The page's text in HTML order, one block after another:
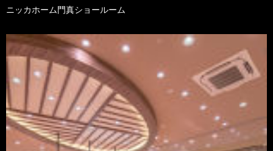
ニッカホーム門真ショールーム